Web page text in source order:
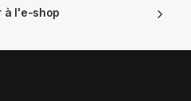
à l'e-shop